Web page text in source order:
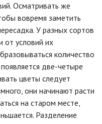
Осматривать же
вовремя заметить
У разных сортов
от условий их
количество
две-четыре
цветы следует
они начинают расти
на старом месте,
Разделение